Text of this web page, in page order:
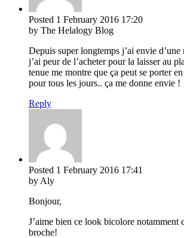
Posted 1 February 2016 17:20
by The Helalogy Blog
Depuis super longtemps j’ai envie
j’ai peur de l’acheter pour la laisser au
tenue me montre que ça peut se porter
pour tous les jours.. ça me donne envie !
Reply
Posted 1 February 2016 17:41
by Aly
Bonjour,
J’aime bien ce look bicolore notamment
broche!